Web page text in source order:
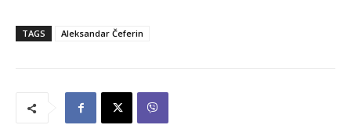
TAGS Aleksandar Čeferin